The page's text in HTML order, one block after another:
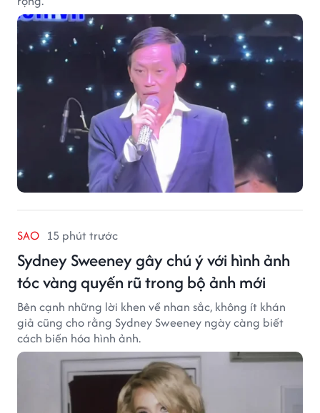
SAO 15 phút trước
Sydney Sweeney gây chú ý với hình ảnh
tóc vàng quyến rũ trong bộ ảnh mới
Bên cạnh những lời khen về nhan sắc, không ít khán
giả cũng cho rằng Sydney Sweeney ngày càng biết
cách biến hóa hình ảnh.